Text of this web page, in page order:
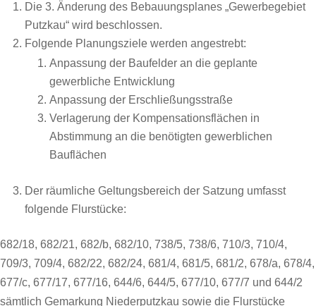
Die 3. Änderung des Bebauungsplanes „Gewerbegebiet
Putzkau“ wird beschlossen.
Folgende Planungsziele werden angestrebt:
Anpassung der Baufelder an die geplante
gewerbliche Entwicklung
Anpassung der Erschließungsstraße
Verlagerung der Kompensationsflächen in
Abstimmung an die benötigten gewerblichen
Bauflächen
Der räumliche Geltungsbereich der Satzung umfasst
folgende Flurstücke:
682/18, 682/21, 682/b, 682/10, 738/5, 738/6, 710/3, 710/4,
709/3, 709/4, 682/22, 682/24, 681/4, 681/5, 681/2, 678/a, 678/4,
677/c, 677/17, 677/16, 644/6, 644/5, 677/10, 677/7 und 644/2
sämtlich Gemarkung Niederputzkau sowie die Flurstücke